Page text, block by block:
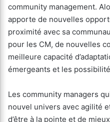
community management.
apporte de nouvelles
proximité avec sa
pour les CM, de nouvelles
meilleure capacité
émergeants et les
Les community managers
nouvel univers avec agilité
d’être à la pointe et de